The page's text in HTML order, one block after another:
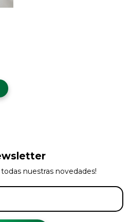
nuestras novedades!